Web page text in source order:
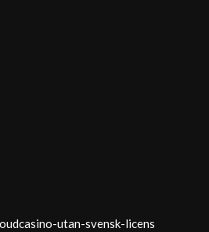
utan-svensk-licens